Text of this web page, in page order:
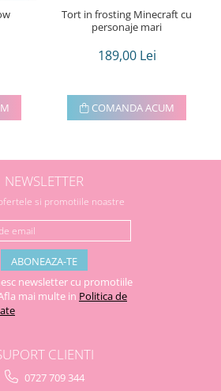
Tort in frosting Minecraft cu
personaje mari
189,00 Lei
COMANDA ACUM
NEWSLETTER
si promotiile noastre
newsletter cu promotiile
mai multe in Politica de
CLIENTI
0727 709 344